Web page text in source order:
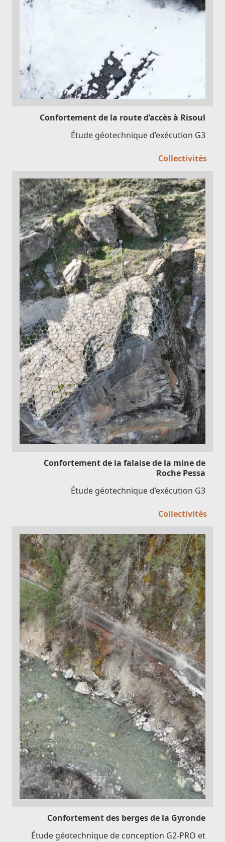
Confortement de la route d’accès à Risoul
Étude géotechnique d’exécution G3
Collectivités
Confortement de la falaise de la mine de
Roche Pessa
Étude géotechnique d’exécution G3
Collectivités
Confortement des berges de la Gyronde
Étude géotechnique de conception G2-PRO et